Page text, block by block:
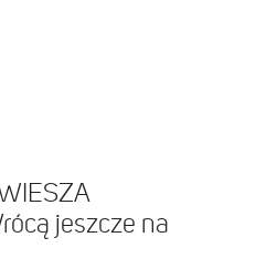
jeszcze na